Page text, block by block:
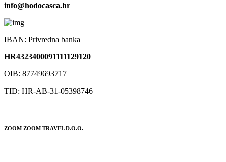
info@hodocasca.hr
IBAN: Privredna banka
HR4323400091111129120
OIB: 87749693717
TID: HR-AB-31-05398746
ZOOM ZOOM TRAVEL D.O.O.